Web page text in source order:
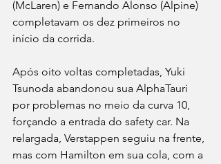
(McLaren) e Fernando Alonso (Alpine)
completavam os dez primeiros no
início da corrida.
Após oito voltas completadas, Yuki
Tsunoda abandonou sua AlphaTauri
por problemas no meio da curva 10,
forçando a entrada do safety car. Na
relargada, Verstappen seguiu na frente,
mas com Hamilton em sua cola, com a